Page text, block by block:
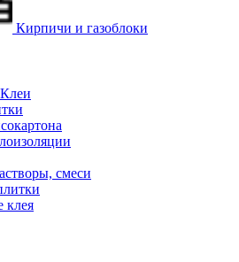
Кирпичи и газоблоки
Клеи
смеси
клея